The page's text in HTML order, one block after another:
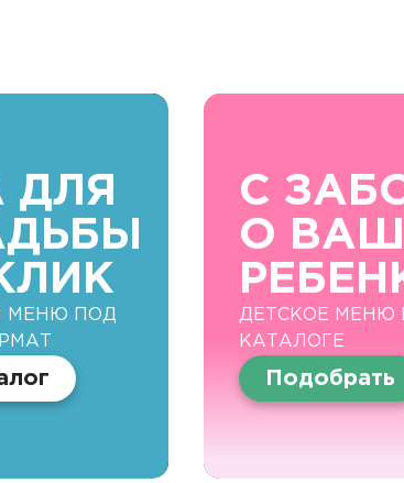
ДЛЯ
МЕНЮ ПОД
С
О
ДЕТСКОЕ МЕНЮ
КАТАЛОГЕ
Подобрать